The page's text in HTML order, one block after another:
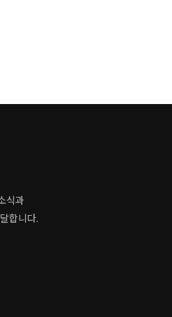
식과
합니다.